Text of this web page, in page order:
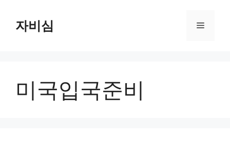
자비심 메
미국입국준비